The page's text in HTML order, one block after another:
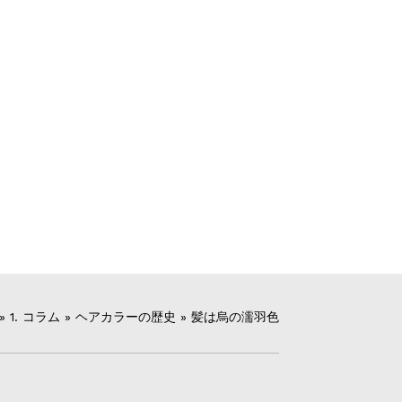
» 1. コラム » ヘアカラーの歴史 » 髪は烏の濡羽色